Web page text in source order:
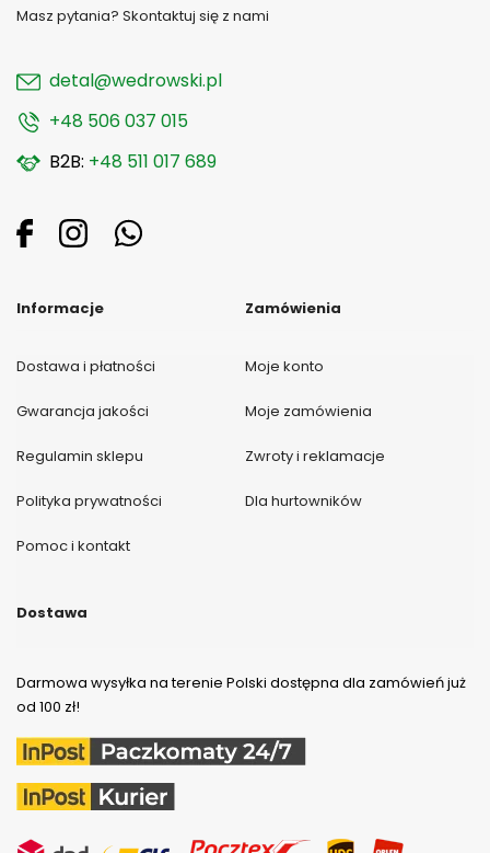
Masz pytania? Skontaktuj się z nami
detal@wedrowski.pl
+48 506 037 015
B2B: +48 511 017 689
Informacje
Dostawa i płatności
Gwarancja jakości
Regulamin sklepu
Polityka prywatności
Pomoc i kontakt
Zamówienia
Moje konto
Moje zamówienia
Zwroty i reklamacje
Dla hurtowników
Dostawa
Darmowa wysyłka na terenie Polski dostępna dla zamówień już
od 100 zł!